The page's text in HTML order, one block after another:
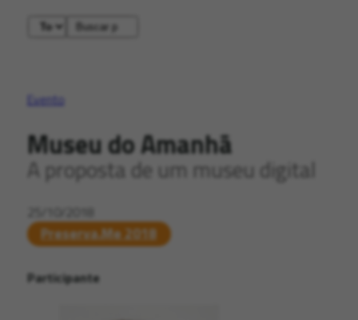
Evento
Museu do Amanhã
A proposta de um museu digital
Preserva.Me 2018
Participante